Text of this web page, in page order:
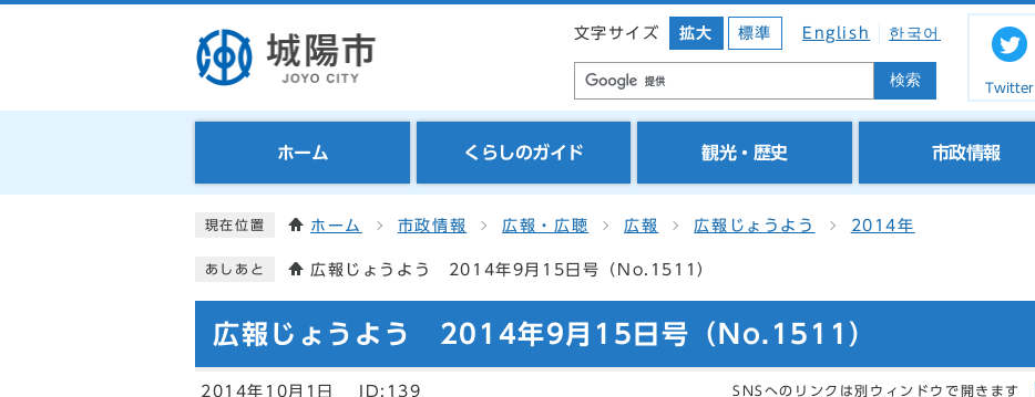
文字サイズ 拡大 標準 English 한국어
検索 Twitter
ホーム くらしのガイド 観光・歴史 市政情報
現在位置 ホーム 市政情報 広報・広聴 広報 広報じょうよう 2014年
あしあと 広報じょうよう 2014年9月15日号（No.1511）
広報じょうよう 2014年9月15日号（No.1511）
2014年10月1日 ID:139 SNSへのリンクは別ウィンドウで開きます